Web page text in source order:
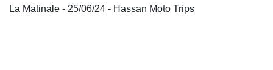
La Matinale - 25/06/24 - Hassan Moto Trips